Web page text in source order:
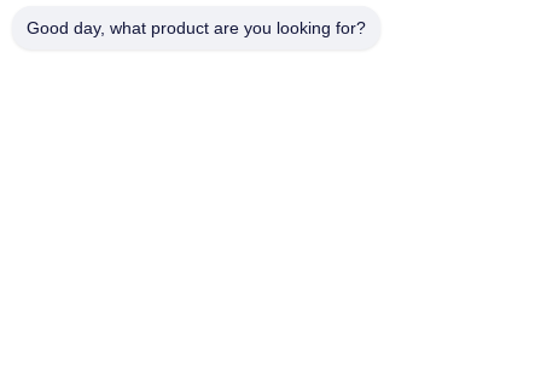
Control De Calidad
Good day, what product are you looking for?